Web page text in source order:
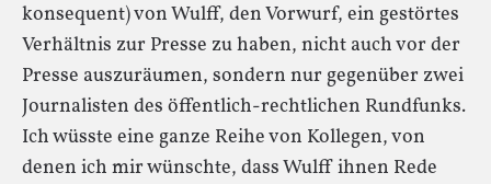
konsequent) von Wulff, den Vorwurf, ein gestörtes
Verhältnis zur Presse zu haben, nicht auch vor der
Presse auszuräumen, sondern nur gegenüber zwei
Journalisten des öffentlich-rechtlichen Rundfunks.
Ich wüsste eine ganze Reihe von Kollegen, von
denen ich mir wünschte, dass Wulff ihnen Rede